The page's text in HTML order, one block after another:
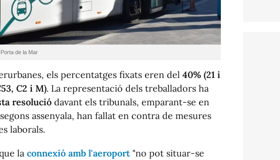
de la Mar
els percentatges fixats eren del 40% (21 i
C2 i M). La representació dels treballadors ha
resolució davant els tribunals, emparant-se en
assenyala, han fallat en contra de mesures
laborals.
la connexió amb l'aeroport"no pot situar-se